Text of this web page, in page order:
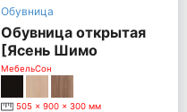
Обувница
Обувница открытая
[Ясень Шимо
темный]
МебельСон
505 x 900 x 300 мм